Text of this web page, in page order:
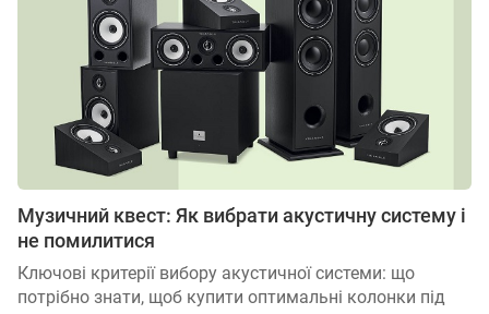
Музичний квест: Як вибрати акустичну систему і
не помилитися
Ключові критерії вибору акустичної системи: що
потрібно знати, щоб купити оптимальні колонки під